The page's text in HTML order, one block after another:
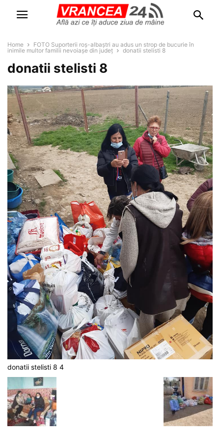
Home
FOTO Suporterii roș-albaștri au adus un strop de bucurie în
inimile multor familii nevoiașe din județ
donatii stelisti 8
donatii stelisti 8
donatii stelisti 8 4